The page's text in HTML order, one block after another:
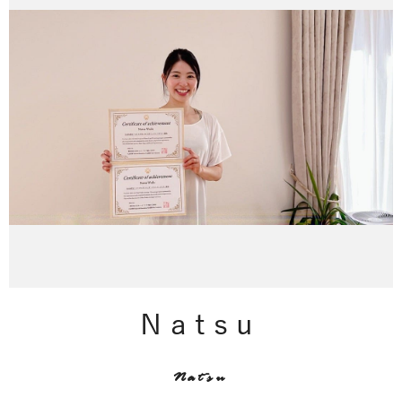
Natsu
Natsu